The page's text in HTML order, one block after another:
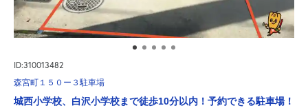
ID:310013482
森宮町１５０ー３駐車場
城西小学校、白沢小学校まで徒歩10分以内！予約できる駐車場！